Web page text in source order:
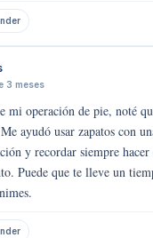
3 meses
mi operación de pie, noté
ayudó usar zapatos con
y recordar siempre
Puede que te lleve un